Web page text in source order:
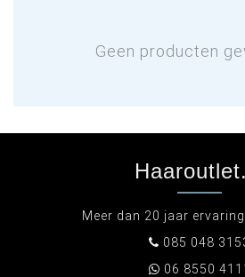
Geen producten
Meer dan 20 jaar
085 048
06 8550